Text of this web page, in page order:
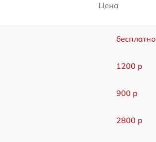
Цена
бесплатно
1200 р
900 р
2800 р